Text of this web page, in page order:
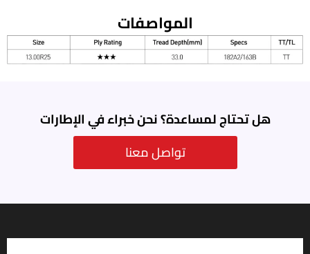
المواصفات
هل تحتاج لمساعدة؟ نحن خبراء في الإطارات
تواصل معنا